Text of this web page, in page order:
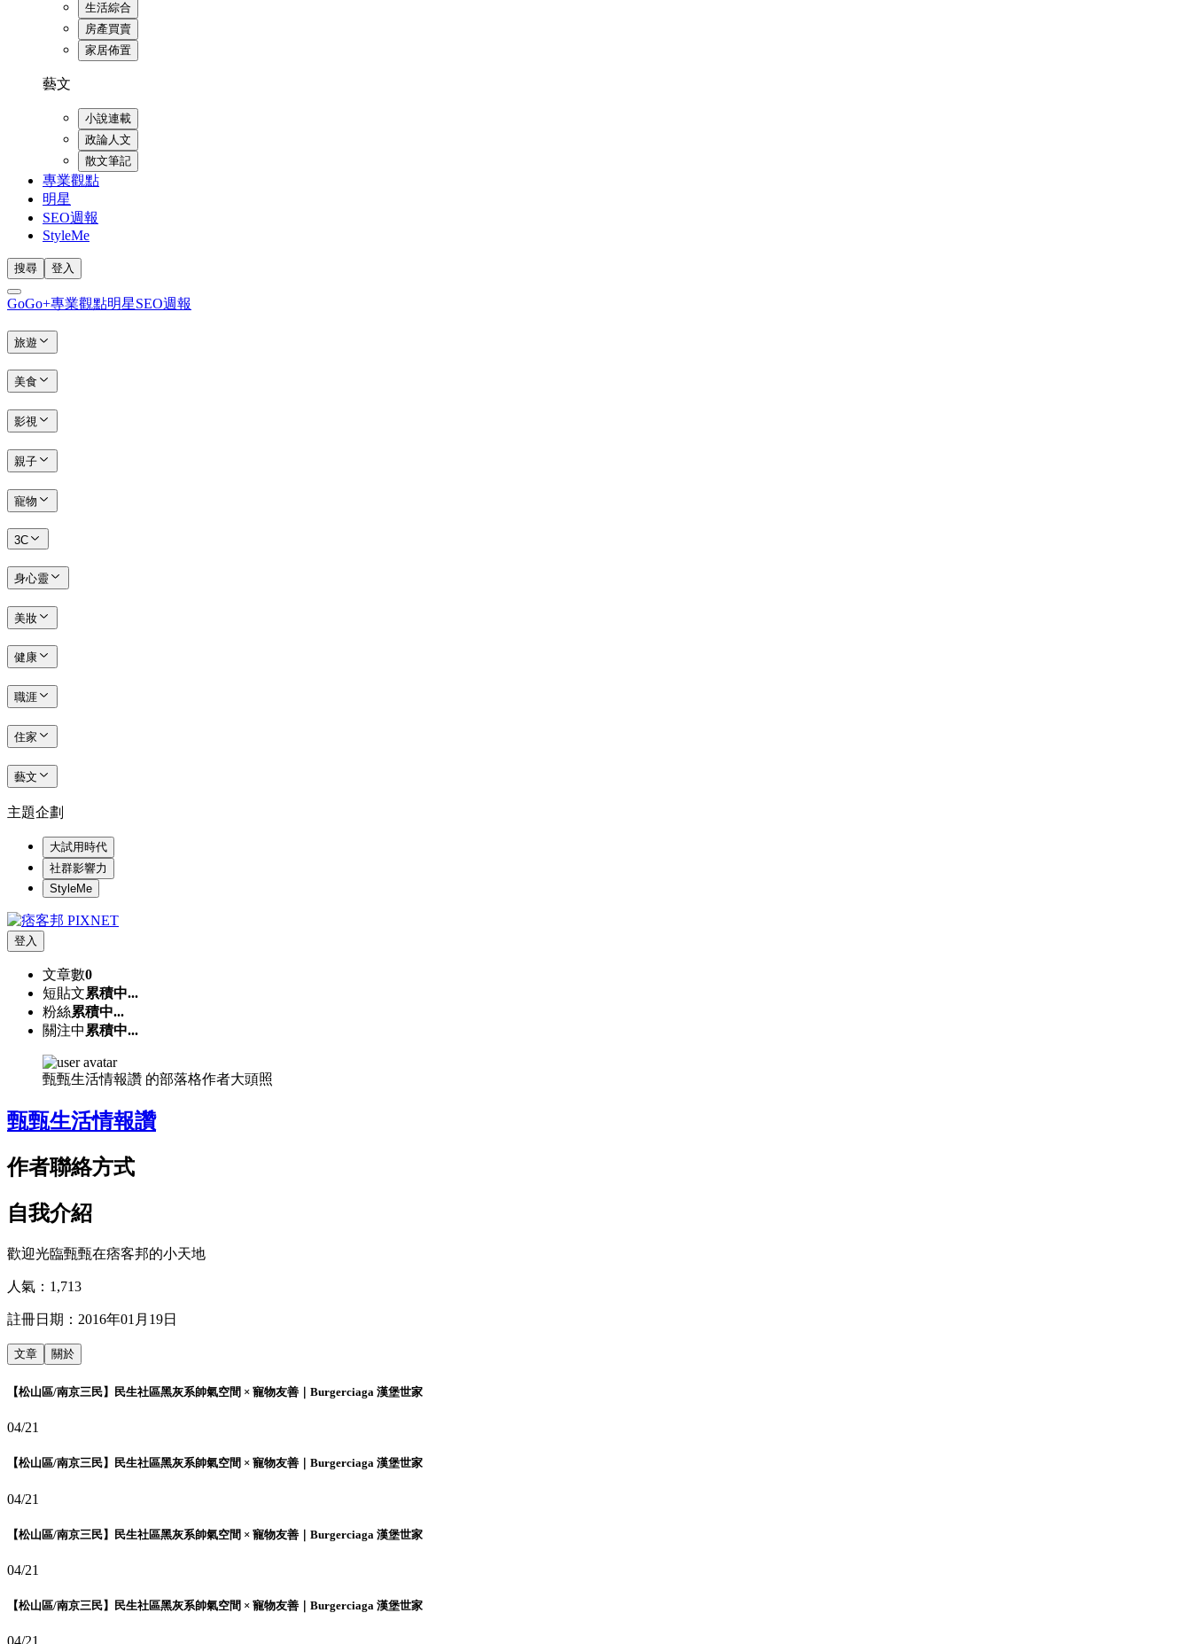
生活綜合
房產買賣
家居佈置
藝文
小說連載
政論人文
散文筆記
專業觀點
明星
SEO週報
StyleMe
搜尋 登入
GoGo+專業觀點明星SEO週報
旅遊
美食
影視
親子
寵物
3C
身心靈
美妝
健康
職涯
住家
藝文
主題企劃
大試用時代
社群影響力
StyleMe
登入
文章數0
短貼文累積中...
粉絲累積中...
關注中 累積中...
甄甄生活情報讚 的部落格作者大頭照
甄甄生活情報讚
作者聯絡方式
自我介紹
歡迎光臨甄甄在痞客邦的小天地
人氣： 1,713
註冊日期： 2016年01月19日
文章 關於
【松山區/南京三民】民生社區黑灰系帥氣空間 × 寵物友善｜Burgerciaga 漢堡世家
04/21
【松山區/南京三民】民生社區黑灰系帥氣空間 × 寵物友善｜Burgerciaga 漢堡世家
04/21
【松山區/南京三民】民生社區黑灰系帥氣空間 × 寵物友善｜Burgerciaga 漢堡世家
04/21
【松山區/南京三民】民生社區黑灰系帥氣空間 × 寵物友善｜Burgerciaga 漢堡世家